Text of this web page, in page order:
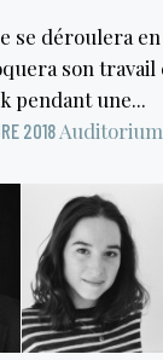
se déroulera
son travail
pendant une...
2018